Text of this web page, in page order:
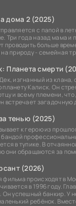
дома 2 (2025)
с папой в
Три года назад мама и
проводить больше
на природу - семейная
Планета смерти
изгнанный из клана,
Калиск. Он
и всему племени,
встречает загадочную
тенью (2025)
к герою из
бандой
в тупике. В
они обращаются за
(2026)
фильма происходят в
в 1996 году.
Он успешный банкир. У
ребёнок.